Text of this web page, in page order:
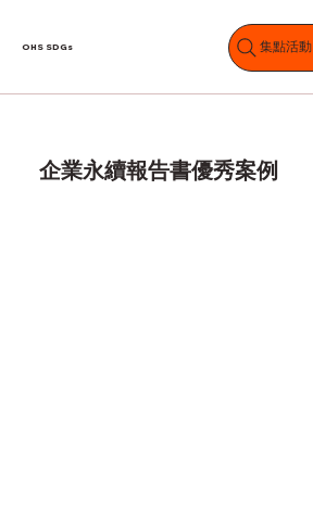
OHS SDGs 集點活動
企業永續報告書優秀案例